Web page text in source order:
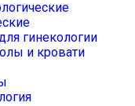
гинекологии
и кровати